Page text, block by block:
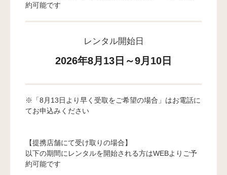
約可能です
レンタル開始日
2026年8月13日～9月10日
※「8月13日より早く受取をご希望の場合」はお電話に
てお申込みください
【提携店舗にて受け取りの場合】
以下の期間にレンタルを開始される方はWEBよりご予
約可能です